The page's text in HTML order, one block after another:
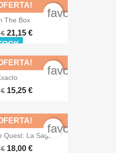
The Box
21,15 €
15,25 €
Quest: La Saga
18,00 €